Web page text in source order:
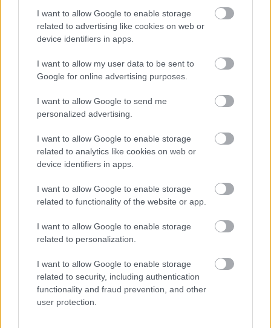
I want to allow Google to enable storage
related to advertising like cookies on web or
device identifiers in apps.
I want to allow my user data to be sent to
Google for online advertising purposes.
I want to allow Google to send me
personalized advertising.
I want to allow Google to enable storage
related to analytics like cookies on web or
device identifiers in apps.
I want to allow Google to enable storage
related to functionality of the website or app.
I want to allow Google to enable storage
related to personalization.
I want to allow Google to enable storage
related to security, including authentication
functionality and fraud prevention, and other
user protection.
Ezen gondolkozom. Persze van két könnyű válasz. Az
első az, hogy nem is a Fidesz támogatja Gaskóékat,
hanem Gaskó támogatja a Fideszt. Bár ezt a verziót
könnyű alátámasztani azzal, hogy az arrogáns
(vd)SS-vezér először azt mondta, hogy Karácsonykor
nem lesz sztrájk, aztán…
A károkozók okoznak, a hárítók nem
hárítanak - Visszásságok vasutunk
erminavet•2008. december 15.
Csak a gördülősztrájkkal, az elégséges
szolgáltatással és a pótlással van baj a vasutasok
kifejteni, hogy nem vidáman, de elfogadom, hogy a
sztrájkjog velejárója egy kultúrdemokráciának.
Viszont a sztrájk csak akkor fogadható el,…